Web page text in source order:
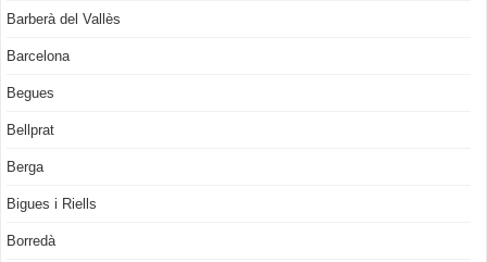
Barberà del Vallès
Barcelona
Begues
Bellprat
Berga
Bigues i Riells
Borredà